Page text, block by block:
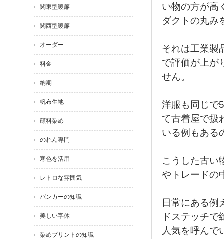
い物の方が高
ダクトの丸み
それは工業製
で評価が上が
せん。
洋服も同じで
て古着屋で扱
いる例もある
こうした古い
やトレードの
日常にある例
ドステッチ
人気を呼んで
関東型暖簾
関西型暖簾
オーダー
料金
納期
帆布生地
顔料染め
のれん専門
寒色を活用
レトロな雰囲気
バンカーの知識
美しい字体
染めプリントの知識